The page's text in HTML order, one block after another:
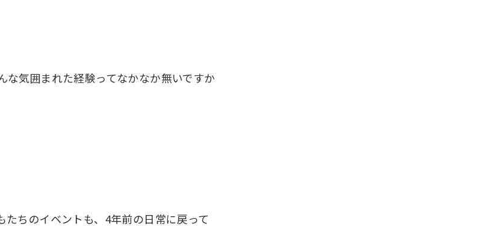
気囲まれた経験ってなかなか無いですか
ちのイベントも、4年前の日常に戻って